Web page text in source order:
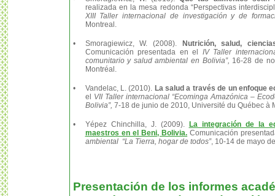
realizada en la mesa redonda “Perspectivas
XIII Taller internacional de investigación y de
Montreal.
• Smoragiewicz, W. (2008).
Nutrición, salud,
Comunicación presentada en el IV Taller
comunitario y salud ambiental en Bolivia”, 16-28 de
Montréal.
• Vandelac, L. (2010). La salud a través de un enfoque
el
VII Taller internacional “Ecominga Amazónica –
Bolivia”, 7-18 de junio de 2010, Université du Québec à
• Yépez Chinchilla, J. (2009).
La integración de la
maestros en el Beni, Bolivia. Comunicación
ambiental “La Tierra, hogar de todos”, 10-14 de mayo
Presentación de los informes